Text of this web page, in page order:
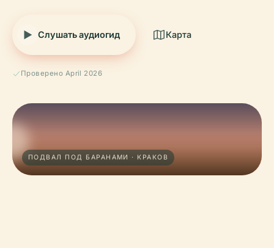
Слушать аудиогид Карта
Проверено April 2026
ПОДВАЛ ПОД БАРАНАМИ · КРАКОВ